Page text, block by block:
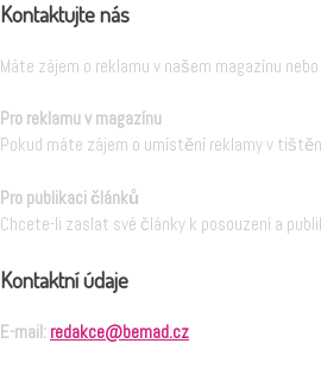
Kontaktujte nás
Máte zájem o reklamu v našem magazínu
Pro reklamu v magazínu
Pokud máte zájem o umístění reklamy v
Pro publikaci článků
Chcete-li zaslat své články k posouzení a
Kontaktní údaje
E-mail: redakce@bemad.cz